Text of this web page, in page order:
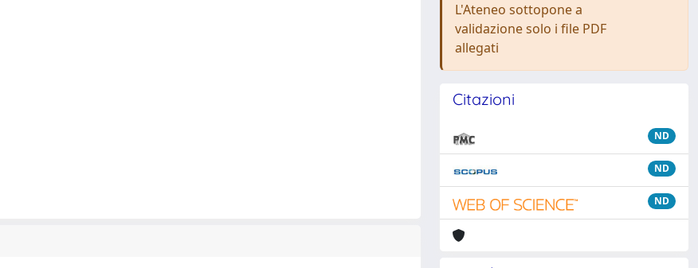
L'Ateneo sottopone a
validazione solo i file PDF
allegati
Citazioni
ND
ND
ND